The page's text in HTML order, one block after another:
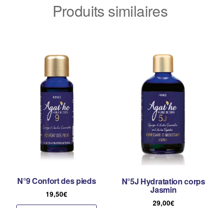
Produits similaires
N°9 Confort des pieds
19,50€
N°5J Hydratation corps
Jasmin
29,00€